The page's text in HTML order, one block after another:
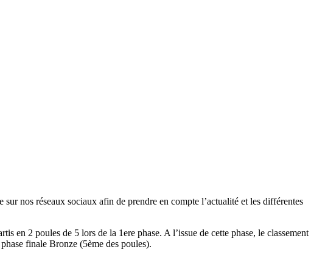
nos réseaux sociaux afin de prendre en compte l’actualité et les différentes
en 2 poules de 5 lors de la 1ere phase. A l’issue de cette phase, le classement
finale Bronze (5ème des poules).